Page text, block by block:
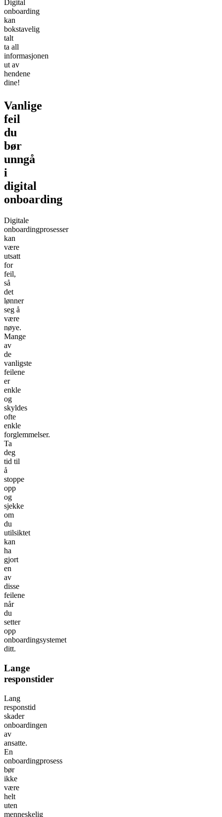
Digital
onboarding
kan
bokstavelig
talt
ta all
informasjonen
ut av
hendene
dine!
Vanlige
feil
du
bør
unngå
i
digital
onboarding
Digitale
onboardingprosesser
kan
være
utsatt
for
feil,
så
det
lønner
seg å
være
nøye.
Mange
av
de
vanligste
feilene
er
enkle
og
skyldes
ofte
enkle
forglemmelser.
Ta
deg
tid til
å
stoppe
opp
og
sjekke
om
du
utilsiktet
kan
ha
gjort
en
av
disse
feilene
når
du
setter
opp
onboardingsystemet
ditt.
Lange
responstider
Lang
responstid
skader
onboardingen
av
ansatte.
En
onboardingprosess
bør
ikke
være
helt
uten
menneskelig